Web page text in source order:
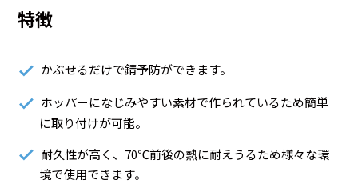
特徴
かぶせるだけで錆予防ができます。
ホッパーになじみやすい素材で作られているため簡単
に取り付けが可能。
耐久性が高く、70℃前後の熱に耐えうるため様々な環
境で使用できます。